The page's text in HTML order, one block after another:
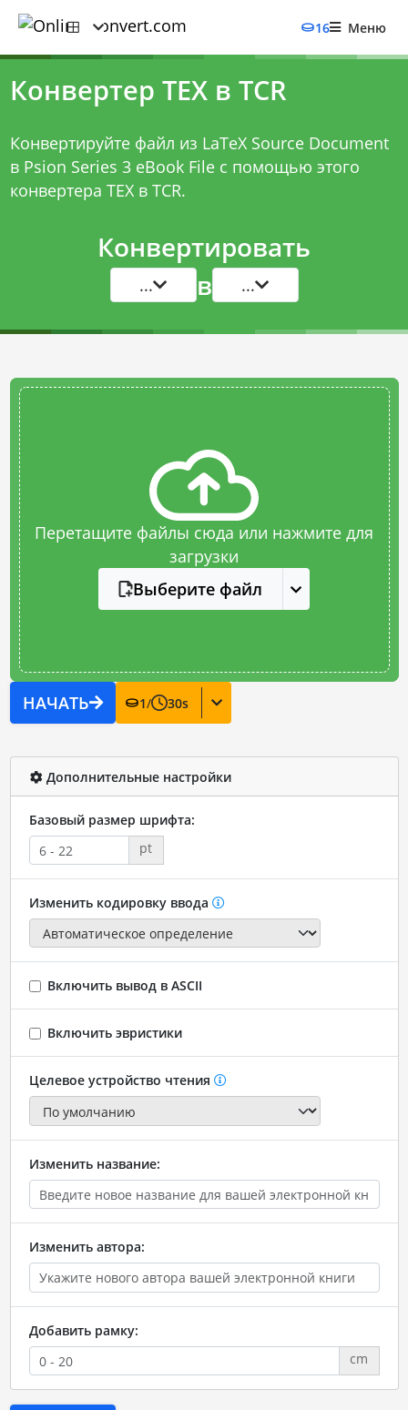
16 Меню
Конвертер TEX в TCR
Конвертируйте файл из LaTeX Source Document
в Psion Series 3 eBook File с помощью этого
конвертера TEX в TCR.
Конвертировать
... в ...
Перетащите файлы сюда или нажмите для
загрузки
Выберите файл
НАЧАТЬ 1/ 30s
Дополнительные настройки
Базовый размер шрифта:
pt
Изменить кодировку ввода
Включить вывод в ASCII
Включить эвристики
Целевое устройство чтения
Изменить название:
Изменить автора:
Добавить рамку:
cm